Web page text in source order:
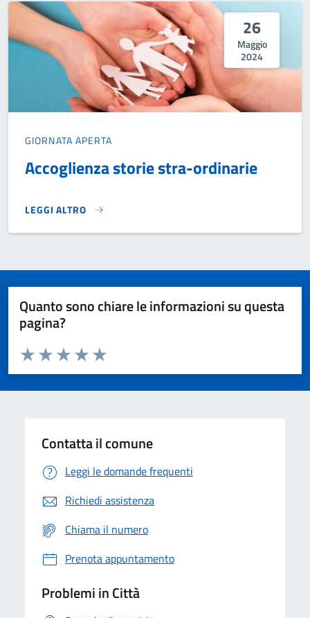
26
Maggio
2024
GIORNATA APERTA
Accoglienza storie stra-ordinarie
LEGGI ALTRO
ACCOGLIENZA STORIE STRA-ORDINARIE}
Quanto sono chiare le informazioni su questa
pagina?
Domanda
Valuta da 1 a 5 stelle la pagina
Valuta 5 stelle su 5
Valuta 4 stelle su 5
Valuta 3 stelle su 5
Valuta 2 stelle su 5
Valuta 1 stelle su 5
Contatta il comune
Leggi le domande frequenti
Richiedi assistenza
Chiama il numero
Prenota appuntamento
Problemi in Città